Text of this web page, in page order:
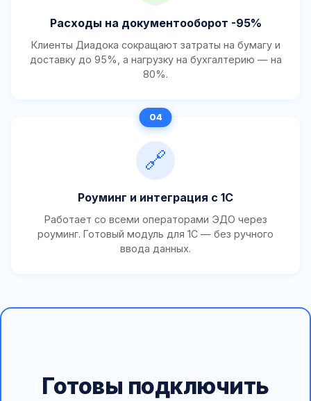
Расходы на документооборот -95%
Клиенты Диадока сокращают затраты на бумагу и
доставку до 95%, а нагрузку на бухгалтерию — на
80%.
🔗
Роуминг и интеграция с 1С
Работает со всеми операторами ЭДО через
роуминг. Готовый модуль для 1С — без ручного
ввода данных.
Готовы подключить